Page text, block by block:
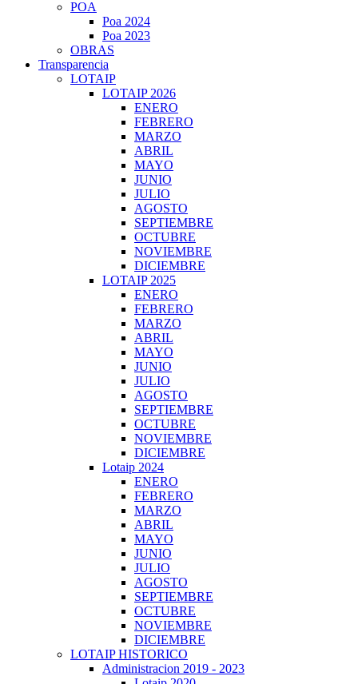
POA
Poa 2024
Poa 2023
OBRAS
Transparencia
LOTAIP
LOTAIP 2026
ENERO
FEBRERO
MARZO
ABRIL
MAYO
JUNIO
JULIO
AGOSTO
SEPTIEMBRE
OCTUBRE
NOVIEMBRE
DICIEMBRE
LOTAIP 2025
ENERO
FEBRERO
MARZO
ABRIL
MAYO
JUNIO
JULIO
AGOSTO
SEPTIEMBRE
OCTUBRE
NOVIEMBRE
DICIEMBRE
Lotaip 2024
ENERO
FEBRERO
MARZO
ABRIL
MAYO
JUNIO
JULIO
AGOSTO
SEPTIEMBRE
OCTUBRE
NOVIEMBRE
DICIEMBRE
LOTAIP HISTORICO
Administracion 2019 - 2023